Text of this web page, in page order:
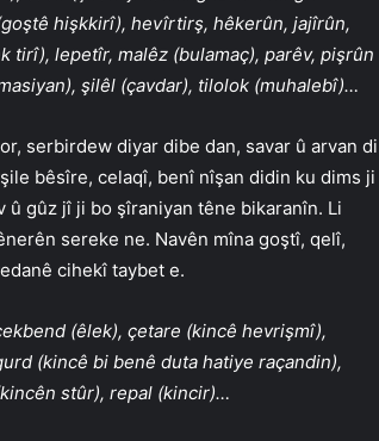
hişkkirî), hevîrtirş, hêkerûn, jajîrûn,
tirî), lepetîr, malêz (bulamaç), parêv, pişrûn
şilêl (çavdar), tilolok (muhalebî)…
serbirdew diyar dibe dan, savar û arvan di
bêsîre, celaqî, benî nîşan didin ku dims ji
gûz jî ji bo şîraniyan têne bikaranîn. Li
sereke ne. Navên mîna goştî, qelî,
cihekî taybet e.
(êlek), çetare (kincê hevrişmî),
(kincê bi benê duta hatiye raçandin),
stûr), repal (kincir)…